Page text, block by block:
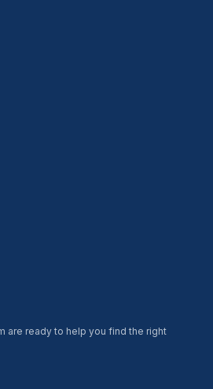
are ready to help you find the right